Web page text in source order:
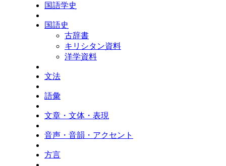
国語学史
国語史
古辞書
キリシタン資料
洋学資料
文法
語彙
文章・文体・表現
音声・音韻・アクセント
方言